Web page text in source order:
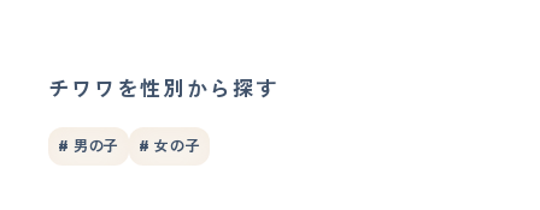
チワワを性別から探す
# 男の子 # 女の子